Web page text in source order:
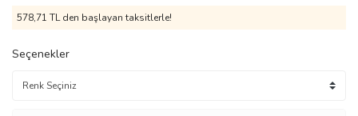
578,71 TL den başlayan taksitlerle!
Seçenekler